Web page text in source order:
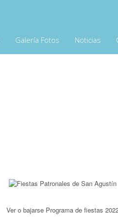
Galería Fotos Noticias
Ver o bajarse Programa de fiestas